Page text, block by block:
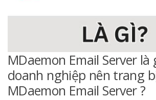
MDaemon Email Server là
doanh nghiệp nên trang
MDaemon Email Server ?